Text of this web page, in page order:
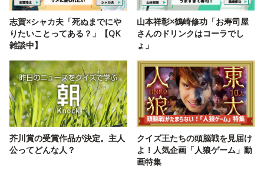
志賀×シャカ夫「死ぬまでにや
りたいことってある？」【QK
雑談中】
山本祥彰×鶴崎修功「お寿司屋
さんのドリンクはコーラでし
ょ」
芥川賞の受賞作品が決定。主人
公ってどんな人？
クイズ王たちの頭脳戦を見届け
よ！人気企画「人狼ゲーム」動
画特集